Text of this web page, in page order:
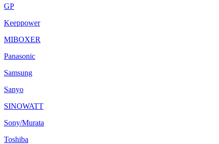
GP
Keeppower
MIBOXER
Panasonic
Samsung
Sanyo
SINOWATT
Sony/Murata
Toshiba